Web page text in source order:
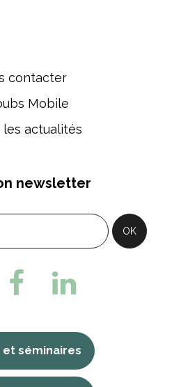
contacter
Mobile
les actualités
newsletter
et séminaires